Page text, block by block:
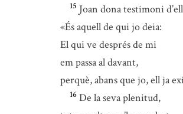
15 Joan dona testimoni
«És aquell de qui jo deia:
El qui ve després de mi
em passa al davant,
perquè, abans que jo, ell ja
16 De la seva plenitud,